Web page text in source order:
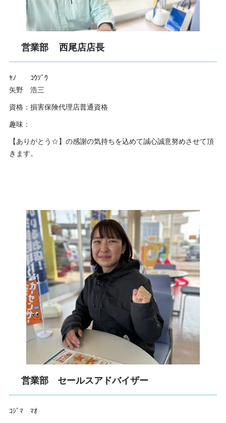
営業部 西尾店店長
ﾔﾉ ｺｳｿﾞｳ
矢野 浩三
資格：損害保険代理店普通資格
趣味：
【ありがとう☆】の感謝の気持ちを込めて誠心誠意努めさせて頂
きます。
営業部 セールスアドバイザー
ｺｼﾞﾏ ﾏｵ